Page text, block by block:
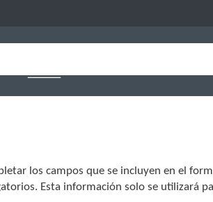
los campos que se incluyen en el
Esta información solo se utilizará